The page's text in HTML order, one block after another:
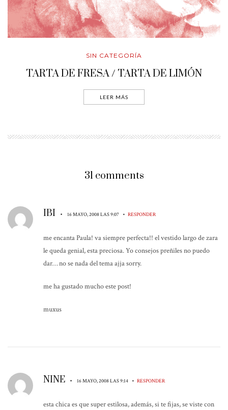
SIN CATEGORÍA
TARTA DE FRESA / TARTA DE LIMÓN
LEER MÁS
31 comments
IBI • 16 MAYO, 2008 LAS 9:07 • RESPONDER
me encanta Paula! va siempre perfecta!! el vestido largo de zara
le queda genial, esta preciosa. Yo consejos preñiles no puedo
dar… no se nada del tema ajja sorry.
me ha gustado mucho este post!
muxus
NINE • 16 MAYO, 2008 LAS 9:14 • RESPONDER
esta chica es que super estilosa, además, si te fijas, se viste con